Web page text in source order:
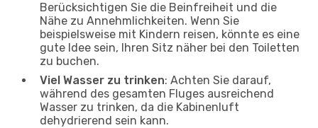
Berücksichtigen Sie die Beinfreiheit und die
Nähe zu Annehmlichkeiten. Wenn Sie
beispielsweise mit Kindern reisen, könnte es eine
gute Idee sein, Ihren Sitz näher bei den Toiletten
zu buchen.
Viel Wasser zu trinken: Achten Sie darauf,
während des gesamten Fluges ausreichend
Wasser zu trinken, da die Kabinenluft
dehydrierend sein kann.